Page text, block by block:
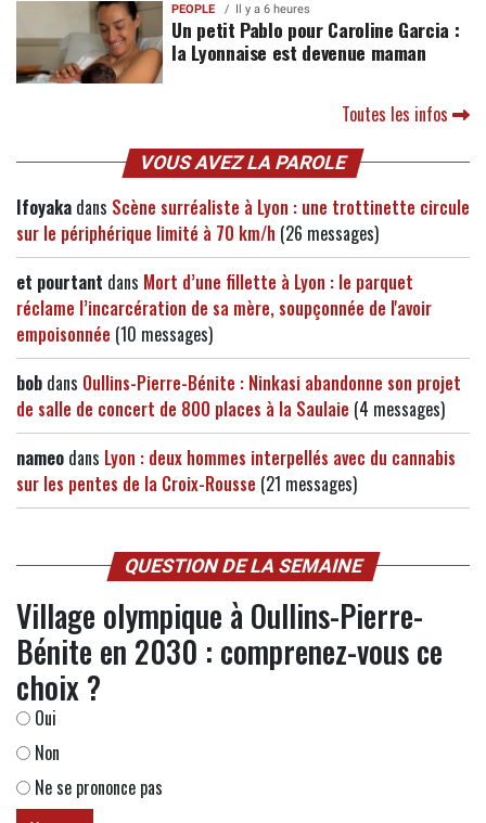
PEOPLE Il y a 6 heures
Un petit Pablo pour Caroline Garcia :
la Lyonnaise est devenue maman
Toutes les infos
VOUS AVEZ LA PAROLE
Ifoyaka dans Scène surréaliste à Lyon : une trottinette circule
sur le périphérique limité à 70 km/h (26 messages)
et pourtant dans Mort d’une fillette à Lyon : le parquet
réclame l’incarcération de sa mère, soupçonnée de l'avoir
empoisonnée (10 messages)
bob dans Oullins-Pierre-Bénite : Ninkasi abandonne son projet
de salle de concert de 800 places à la Saulaie (4 messages)
nameo dans Lyon : deux hommes interpellés avec du cannabis
sur les pentes de la Croix-Rousse (21 messages)
QUESTION DE LA SEMAINE
Village olympique à Oullins-Pierre-
Bénite en 2030 : comprenez-vous ce
choix ?
Oui
Non
Ne se prononce pas